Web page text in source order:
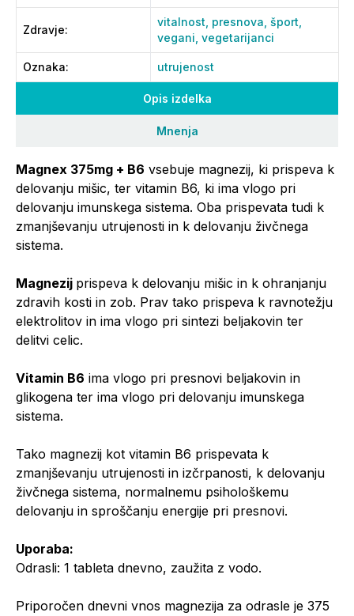
Opis izdelka
Mnenja
Magnex 375mg + B6 vsebuje magnezij, ki prispeva k
delovanju mišic, ter vitamin B6, ki ima vlogo pri
delovanju imunskega sistema. Oba prispevata tudi k
zmanjševanju utrujenosti in k delovanju živčnega
sistema.
Magnezij prispeva k delovanju mišic in k ohranjanju
zdravih kosti in zob. Prav tako prispeva k ravnotežju
elektrolitov in ima vlogo pri sintezi beljakovin ter
delitvi celic.
Vitamin B6 ima vlogo pri presnovi beljakovin in
glikogena ter ima vlogo pri delovanju imunskega
sistema.
Tako magnezij kot vitamin B6 prispevata k
zmanjševanju utrujenosti in izčrpanosti, k delovanju
živčnega sistema, normalnemu psihološkemu
delovanju in sproščanju energije pri presnovi.
Uporaba:
Odrasli: 1 tableta dnevno, zaužita z vodo.
Priporočen dnevni vnos magnezija za odrasle je 375
Zdravje:
vitalnost, presnova, šport,
vegani, vegetarijanci
Oznaka: utrujenost